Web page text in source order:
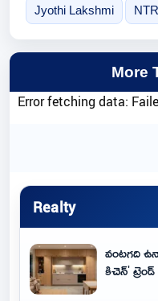
Jyothi Lakshmi
More
Error fetching data:
Realty
వంటగది
కిచెన్' ట్రెండ్